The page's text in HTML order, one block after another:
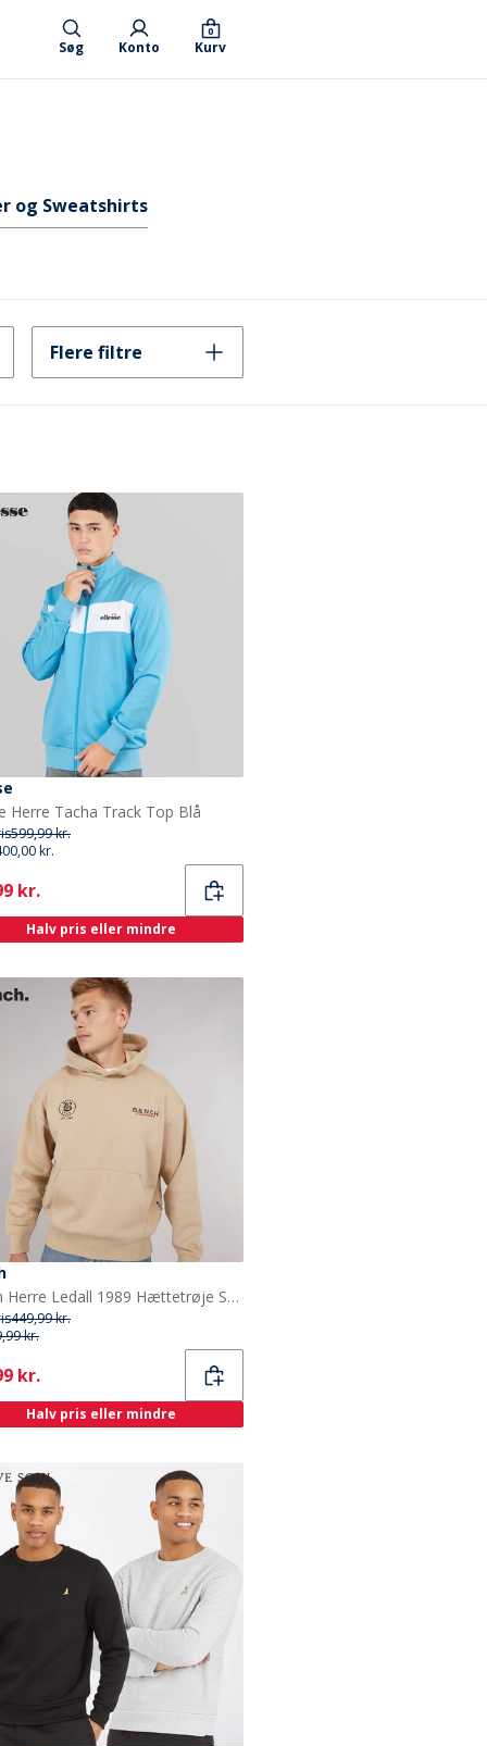
Søg Konto Kurv
0
og Sweatshirts
Flere filtre
Herre Tacha Track Top Blå
599,99 kr.
kr.
kr.
Halv pris eller mindre
Bench Herre Ledall 1989 Hættetrøje Stone
449,99 kr.
kr.
kr.
Halv pris eller mindre